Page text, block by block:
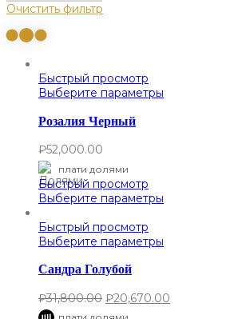
Очистить фильтр
Быстрый просмотр
Выберите параметры
Розалия Черный
₽52,000.00
плати долями
Быстрый просмотр
Выберите параметры
Быстрый просмотр
Выберите параметры
Сандра Голубой
₽31,800.00 ₽20,670.00